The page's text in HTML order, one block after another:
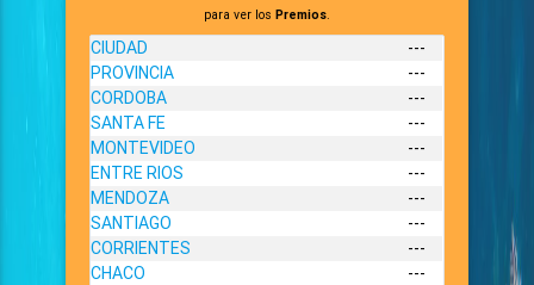
para ver los Premios.
CIUDAD
---
PROVINCIA
---
CORDOBA
---
SANTA FE
---
MONTEVIDEO
---
ENTRE RIOS
---
MENDOZA
---
SANTIAGO
---
CORRIENTES
---
CHACO
---